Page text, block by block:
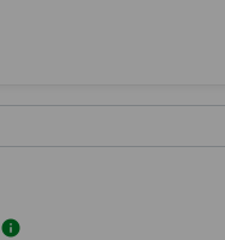
info